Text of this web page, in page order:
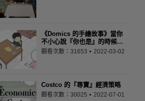
《Domics 的手繪故事》當你
不小心說『你也是』的時候…
觀看次數：31653 2022-03-02
Costco 的『尋寶』經濟策略
觀看次數：30025 2022-07-01